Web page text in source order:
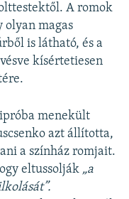
A romok
olyan magas
is látható, és a
kísértetiesen
menekült
azt állította,
a színház romjait.
eltussolják „a